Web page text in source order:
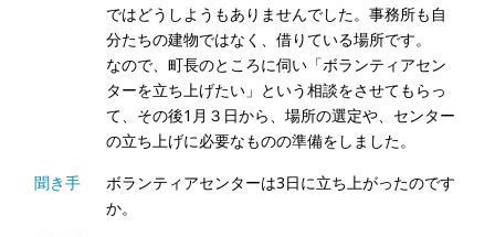
ではどうしようもありませんでした。事務所も自
分たちの建物ではなく、借りている場所です。
なので、町長のところに伺い「ボランティアセン
ターを立ち上げたい」という相談をさせてもらっ
て、その後1月３日から、場所の選定や、センター
の立ち上げに必要なものの準備をしました。
聞き手
ボランティアセンターは3日に立ち上がったのです
か。